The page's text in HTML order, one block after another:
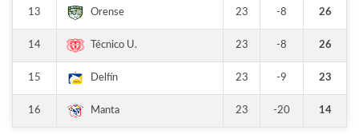
13 Orense 23 -8 26
14 Técnico U. 23 -8 26
15 Delfín 23 -9 23
16 Manta 23 -20 14